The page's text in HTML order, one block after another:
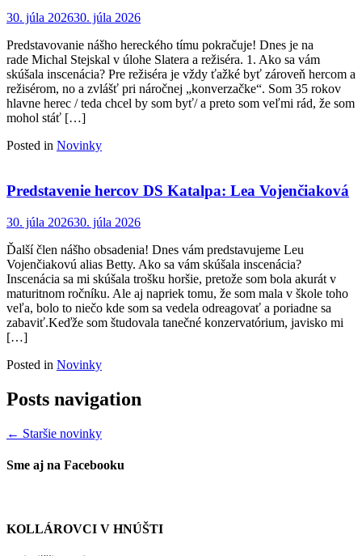
30. júla 202630. júla 2026
Predstavovanie nášho hereckého tímu pokračuje! Dnes je na
rade Michal Stejskal v úlohe Slatera a režiséra. 1. Ako sa vám
skúšala inscenácia? Pre režiséra je vždy ťažké byť zároveň hercom a
režisérom, no a zvlášť pri náročnej „konverzačke“. Som 35 rokov
hlavne herec / teda chcel by som byť/ a preto som veľmi rád, že som
mohol stáť […]
Posted in Novinky
Predstavenie hercov DS Katalpa: Lea Vojenčiaková
30. júla 202630. júla 2026
Ďalší člen nášho obsadenia! Dnes vám predstavujeme Leu
Vojenčiakovú alias Betty. Ako sa vám skúšala inscenácia?
Inscenácia sa mi skúšala trošku horšie, pretože som bola akurát v
maturitnom ročníku. Ale aj napriek tomu, že som mala v škole toho
veľa, bolo to niečo kde som sa vedela odreagovať a poriadne sa
zabaviť.Keďže som študovala tanečné konzervatórium, javisko mi
[…]
Posted in Novinky
Posts navigation
← Staršie novinky
Sme aj na Facebooku
KOLLÁROVCI V HNÚŠTI